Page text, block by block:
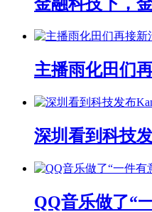
金融科技下，
主播雨化田们
深圳看到科技
QQ音乐做了“